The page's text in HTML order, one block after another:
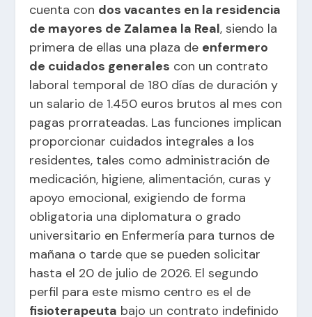
cuenta con dos vacantes en la residencia
de mayores de Zalamea la Real, siendo la
primera de ellas una plaza de enfermero
de cuidados generales con un contrato
laboral temporal de 180 días de duración y
un salario de 1.450 euros brutos al mes con
pagas prorrateadas. Las funciones implican
proporcionar cuidados integrales a los
residentes, tales como administración de
medicación, higiene, alimentación, curas y
apoyo emocional, exigiendo de forma
obligatoria una diplomatura o grado
universitario en Enfermería para turnos de
mañana o tarde que se pueden solicitar
hasta el 20 de julio de 2026. El segundo
perfil para este mismo centro es el de
fisioterapeuta bajo un contrato indefinido